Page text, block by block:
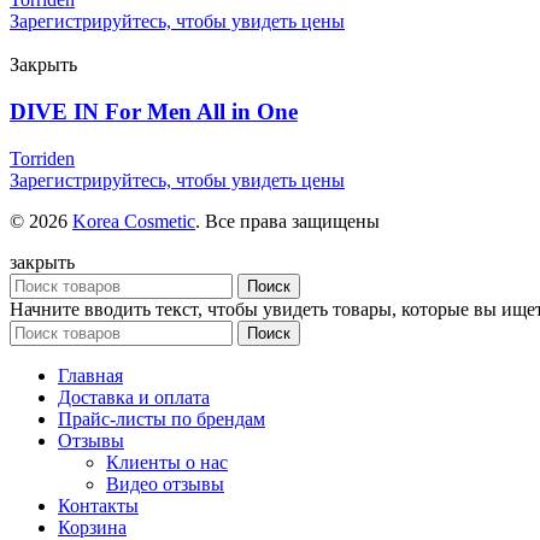
Зарегистрируйтесь, чтобы увидеть цены
Закрыть
DIVE IN For Men All in One
Torriden
Зарегистрируйтесь, чтобы увидеть цены
© 2026 Korea Cosmetic. Все права защищены
закрыть
Поиск
Начните вводить текст, чтобы увидеть товары, которые вы
Поиск
Главная
Доставка и оплата
Прайс-листы по брендам
Отзывы
Клиенты о нас
Видео отзывы
Контакты
Корзина